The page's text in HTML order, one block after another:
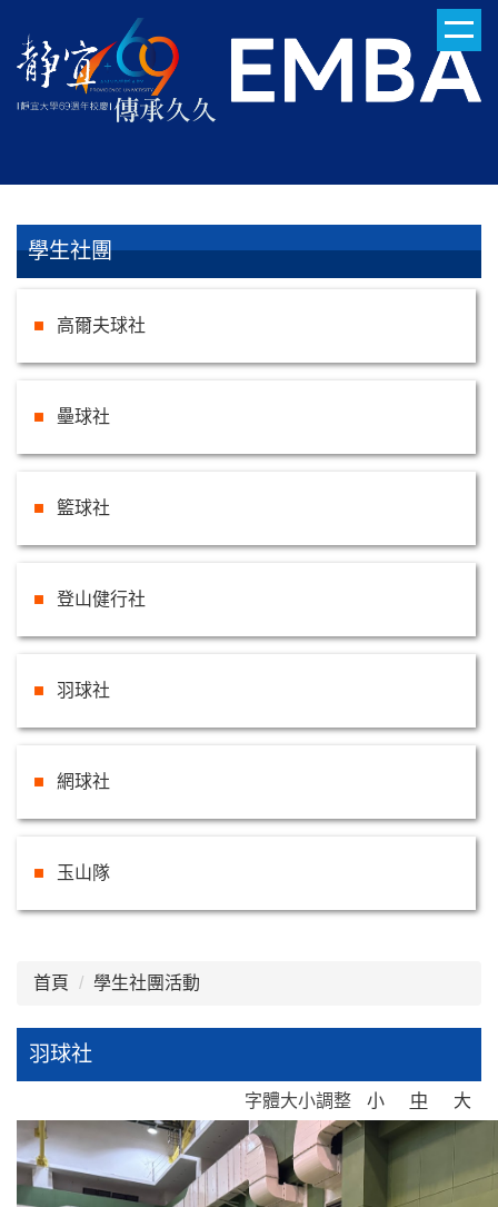
到
主
要
學生社團
高爾夫球社
壘球社
籃球社
登山健行社
羽球社
網球社
玉山隊
首頁 學生社團活動
羽球社
字體大小調整 小 中 大